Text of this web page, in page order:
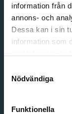
information från
annons- och
Dessa kan i sin
information som
Nödvändiga
Funktionella
Email address